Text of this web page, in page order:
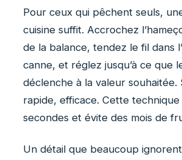
Pour ceux qui pêchent seuls,
cuisine suffit. Accrochez
de la balance, tendez le fil dans
canne, et réglez jusqu’à ce que
déclenche à la valeur souhaitée.
rapide, efficace. Cette
secondes et évite des mois de
Un détail que beaucoup